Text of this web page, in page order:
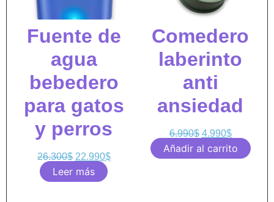
Fuente de
agua
bebedero
para gatos
y perros
26.300$ 22.990$
Leer más
Comedero
laberinto
anti
ansiedad
6.990$ 4.990$
Añadir al carrito